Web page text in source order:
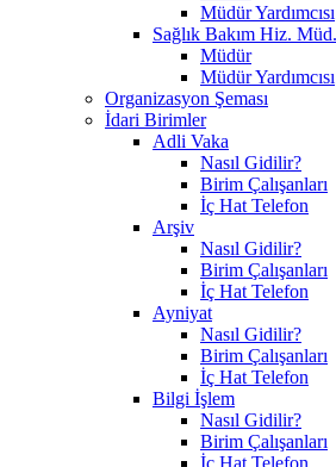
Müdür Yardımcısı
Sağlık Bakım Hiz.
Müdür
Müdür Yardımcısı
Organizasyon Şeması
İdari Birimler
Adli Vaka
Nasıl Gidilir?
Birim Çalışanları
İç Hat Telefon
Arşiv
Nasıl Gidilir?
Birim Çalışanları
İç Hat Telefon
Ayniyat
Nasıl Gidilir?
Birim Çalışanları
İç Hat Telefon
Bilgi İşlem
Nasıl Gidilir?
Birim Çalışanları
İç Hat Telefon